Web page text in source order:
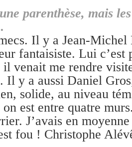
parenthèse, mais
Il y a Jean-
fantaisiste. Lui c’est
venait me rendre
Il y a aussi Daniel
solide, au niveau
on est entre quatre
J’avais en
fou ! Christophe